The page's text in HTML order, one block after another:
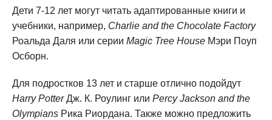
Дети 7-12 лет могут читать адаптированные книги и
учебники, например, Charlie and the Chocolate Factory
Роальда Даля или серии Magic Tree House Мэри Поуп
Осборн.
Для подростков 13 лет и старше отлично подойдут
Harry PotterДж. К. Роулинг или Percy Jackson and the
Olympians Рика Риордана. Также можно предложить